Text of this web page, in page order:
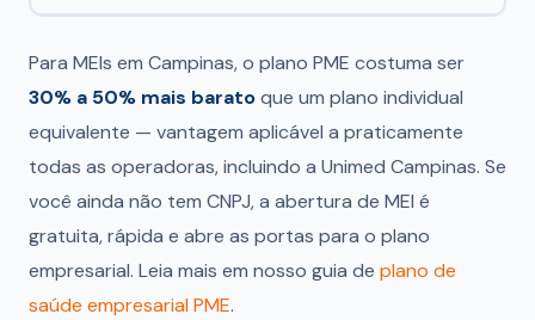
Para MEIs em Campinas, o plano PME costuma ser
30% a 50% mais baratoque um plano individual
equivalente — vantagem aplicável a praticamente
todas as operadoras, incluindo a Unimed Campinas. Se
você ainda não tem CNPJ, a abertura de MEI é
gratuita, rápida e abre as portas para o plano
empresarial. Leia mais em nosso guia de plano de
saúde empresarial PME.